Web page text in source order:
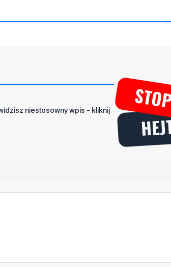
niestosowny wpis - kliknij